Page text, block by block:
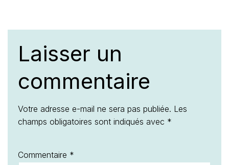
Laisser un
commentaire
Votre adresse e-mail ne sera pas publiée. Les
champs obligatoires sont indiqués avec *
Commentaire *